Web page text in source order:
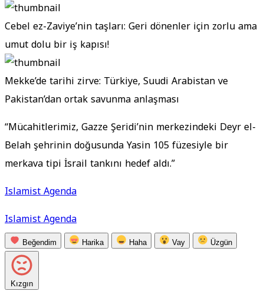
Cebel ez-Zaviye’nin taşları: Geri dönenler için zorlu ama
umut dolu bir iş kapısı!
Mekke’de tarihi zirve: Türkiye, Suudi Arabistan ve
Pakistan’dan ortak savunma anlaşması
“Mücahitlerimiz, Gazze Şeridi’nin merkezindeki Deyr el-
Belah şehrinin doğusunda Yasin 105 füzesiyle bir
merkava tipi İsrail tankını hedef aldı.”
Islamist Agenda
Islamist Agenda
Beğendim Harika Haha Vay Üzgün
Kızgın